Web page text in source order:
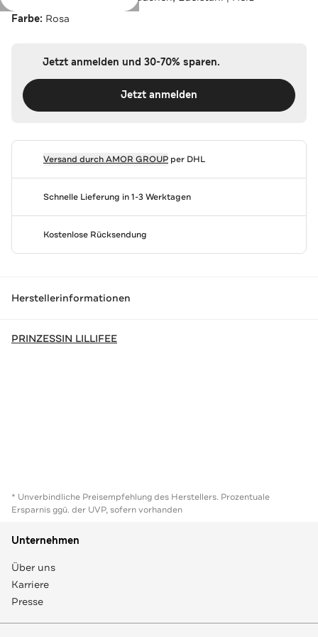
Farbe: Rosa
Jetzt anmelden und 30-70% sparen.
Jetzt anmelden
Versand durchAMOR GROUPper DHL
Schnelle Lieferung in 1-3 Werktagen
Kostenlose Rücksendung
Herstellerinformationen
PRINZESSIN LILLIFEE
* Unverbindliche Preisempfehlung des Herstellers. Prozentuale
Ersparnis ggü. der UVP, sofern vorhanden
Unternehmen
Über uns
Karriere
Presse